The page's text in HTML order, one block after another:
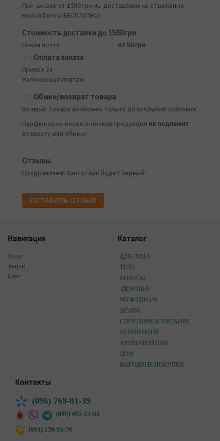
При заказе от 1500 грн мы доставляем на отделение
Новой Почты БЕСПЛАТНО!
Стоимость доставки до 1500грн
Новая почта от 50 грн
Оплата заказа
Приват 24
Наложенный платеж
Обмен/возврат товара
Возврат товара возможен только до вскрытия упаковки
Парфюмерно-косметическая продукция не подлежит
возврату или обмену
Отзывы
Поздравляем! Ваш отзыв будет первый!
ОСТАВИТЬ ОТЗЫВ
Навигация
О нас
Акции
Блог
Каталог
ДЛЯ ЛИЦА
ТЕЛО
ВОЛОСЫ
ЗДОРОВЬЕ
МУЖЧИНАМ
ДЕТЯМ
СПОРТИВНОЕ ПИТАНИЕ
SUPERFOODS
АРОМАТЕРАПИЯ
ДОМ
ВЫГОДНЫЕ ПОКУПКИ
Контакты
(096) 769-81-39
(099) 495-13-65
(093) 159-93-78